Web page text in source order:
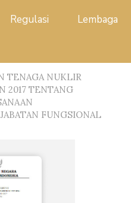
Regulasi Lembaga
TENAGA NUKLIR
2017 TENTANG
FUNGSIONAL